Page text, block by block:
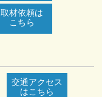
取材依頼は
こちら
交通アクセス
はこちら